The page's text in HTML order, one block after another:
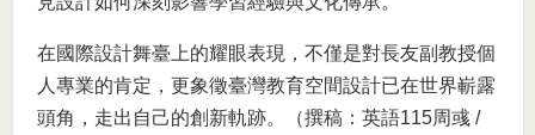
在國際設計舞臺上的耀眼表現，不僅是對長友副教授個
人專業的肯定，更象徵臺灣教育空間設計已在世界嶄露
頭角，走出自己的創新軌跡。（撰稿：英語115周彧 /